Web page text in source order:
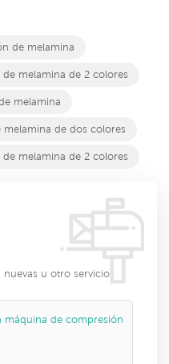
de melamina
melamina de 2 colores
melamina
de dos colores
melamina de 2 colores
u otro servicio
máquina de compresión